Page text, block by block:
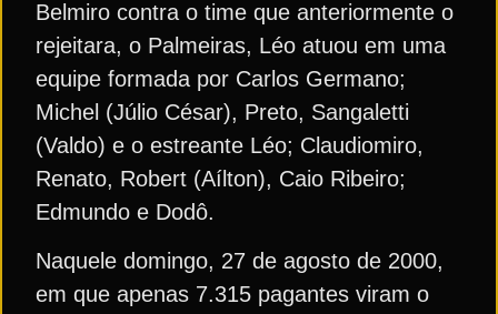
Belmiro contra o time que anteriormente o
rejeitara, o Palmeiras, Léo atuou em uma
equipe formada por Carlos Germano;
Michel (Júlio César), Preto, Sangaletti
(Valdo) e o estreante Léo; Claudiomiro,
Renato, Robert (Aílton), Caio Ribeiro;
Edmundo e Dodô.
Naquele domingo, 27 de agosto de 2000,
em que apenas 7.315 pagantes viram o